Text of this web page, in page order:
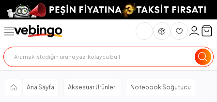
Ana Sayfa Aksesuar Ürünleri Notebook Soğutucu